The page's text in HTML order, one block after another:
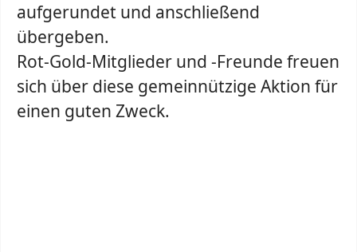
aufgerundet und anschließend
übergeben.
Rot-Gold-Mitglieder und -Freunde freuen
sich über diese gemeinnützige Aktion für
einen guten Zweck.